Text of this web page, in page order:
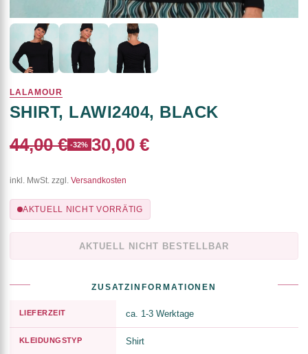
LALAMOUR
SHIRT, LAWI2404, BLACK
44,00 € -32% 30,00 €
inkl. MwSt. zzgl. Versandkosten
AKTUELL NICHT VORRÄTIG
AKTUELL NICHT BESTELLBAR
ZUSATZINFORMATIONEN
LIEFERZEIT ca. 1-3 Werktage
KLEIDUNGSTYP Shirt